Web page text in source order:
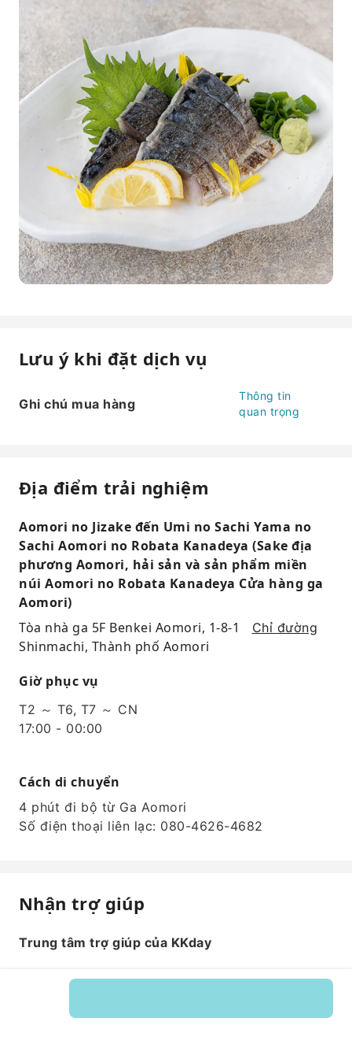
Lưu ý khi đặt dịch vụ
Ghi chú mua hàng
Thông tin
quan trọng
Địa điểm trải nghiệm
Aomori no Jizake đến Umi no Sachi Yama no
Sachi Aomori no Robata Kanadeya (Sake địa
phương Aomori, hải sản và sản phẩm miền
núi Aomori no Robata Kanadeya Cửa hàng ga
Aomori)
Tòa nhà ga 5F Benkei Aomori, 1-8-1
Shinmachi, Thành phố Aomori
Chỉ đường
Giờ phục vụ
T2 ～ T6, T7 ～ CN
17:00 - 00:00
Cách di chuyển
4 phút đi bộ từ Ga Aomori
Số điện thoại liên lạc: 080-4626-4682
Nhận trợ giúp
Trung tâm trợ giúp của KKday
Mã dịch vụ: 240196